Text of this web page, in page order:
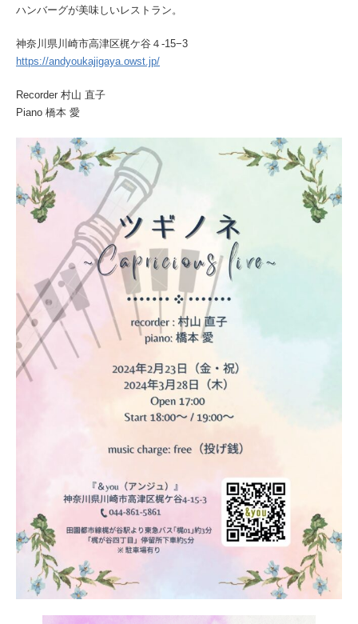
ハンバーグが美味しいレストラン。
神奈川県川崎市高津区梶ケ谷４-15−3
https://andyoukajigaya.owst.jp/
Recorder 村山 直子
Piano 橋本 愛